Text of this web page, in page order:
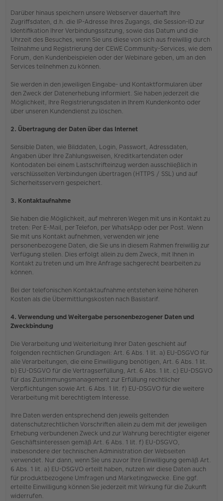
Darüber hinaus speichern unsere Webserver dauerhaft Ihre
Zugriffsdaten, d.h. die IP-Adresse Ihres Zugangs, die Session-ID zur
Identifikation Ihrer Verbindungssitzung, sowie das Datum und die
Uhrzeit des Besuches, wenn Sie uns diese von sich aus freiwillig durch
Teilnahme und Registrierung der CEWE Community-Services, wie dem
Forum, den Kundenbeispielen oder der Webinare geben, um an den
Services teilnehmen zu können.
Sie werden in den jeweiligen Eingabe- und Kontaktformularen über
den Zweck der Datenerhebung informiert. Sie haben jederzeit die
Möglichkeit, Ihre Registrierungsdaten in Ihrem Kundenkonto oder
über unseren Kundendienst zu löschen.
2. Übertragung der Daten über das Internet
Sensible Daten, wie Bilddaten, Login, Passwort, Adressdaten,
Angaben über Ihre Zahlungsweisen, Kreditkartendaten oder
Kontodaten bei einem Lastschrifteinzug werden ausschließlich in
verschlüsselten Verbindungen übertragen (HTTPS / SSL) und auf
Sicherheitsservern gespeichert.
3. Kontaktaufnahme
Sie haben die Möglichkeit, auf mehreren Wegen mit uns in Kontakt zu
treten: Per E-Mail, per Telefon, per WhatsApp oder per Post. Wenn
Sie mit uns Kontakt aufnehmen, verwenden wir jene
personenbezogene Daten, die Sie uns in diesem Rahmen freiwillig zur
Verfügung stellen. Dies erfolgt allein zu dem Zweck, mit Ihnen in
Kontakt zu treten und um Ihre Anfrage sachgerecht bearbeiten zu
können.
Bei der telefonischen Kontaktaufnahme entstehen keine höheren
Kosten als die Übermittlungskosten nach Basistarif.
4. Verwendung und Weitergabe personenbezogener Daten und
Zweckbindung
Die Verarbeitung und Weiterleitung Ihrer Daten geschieht auf
folgenden rechtlichen Grundlagen: Art. 6 Abs. 1 lit. a) EU-DSGVO für
alle Verarbeitungen, die eine Einwilligung benötigen, Art. 6 Abs. 1 lit.
b) EU-DSGVO für die Vertragserfüllung, Art. 6 Abs. 1 lit. c) EU-DSGVO
für das Zustimmungsmanagement zur Erfüllung rechtlicher
Verpflichtungen sowie Art. 6 Abs. 1 lit. f) EU-DSGVO für die weitere
Verarbeitung mit berechtigtem Interesse.
Ihre Daten werden entsprechend den jeweils geltenden
datenschutzrechtlichen Vorschriften allein zu dem mit der jeweiligen
Erhebung verbundenen Zweck und zur Wahrung berechtigter eigener
Geschäftsinteressen gemäß Art. 6 Abs. 1 lit. f) EU-DSGVO,
insbesondere der technischen Administration der Webseiten
verwendet. Nur dann, wenn Sie uns zuvor Ihre Einwilligung gemäß Art.
6 Abs. 1 lit. a) EU-DSGVO erteilt haben, nutzen wir diese Daten auch
für produktbezogene Umfragen und Marketingzwecke. Eine ggf.
erteilte Einwilligung können Sie jederzeit mit Wirkung für die Zukunft
widerrufen.